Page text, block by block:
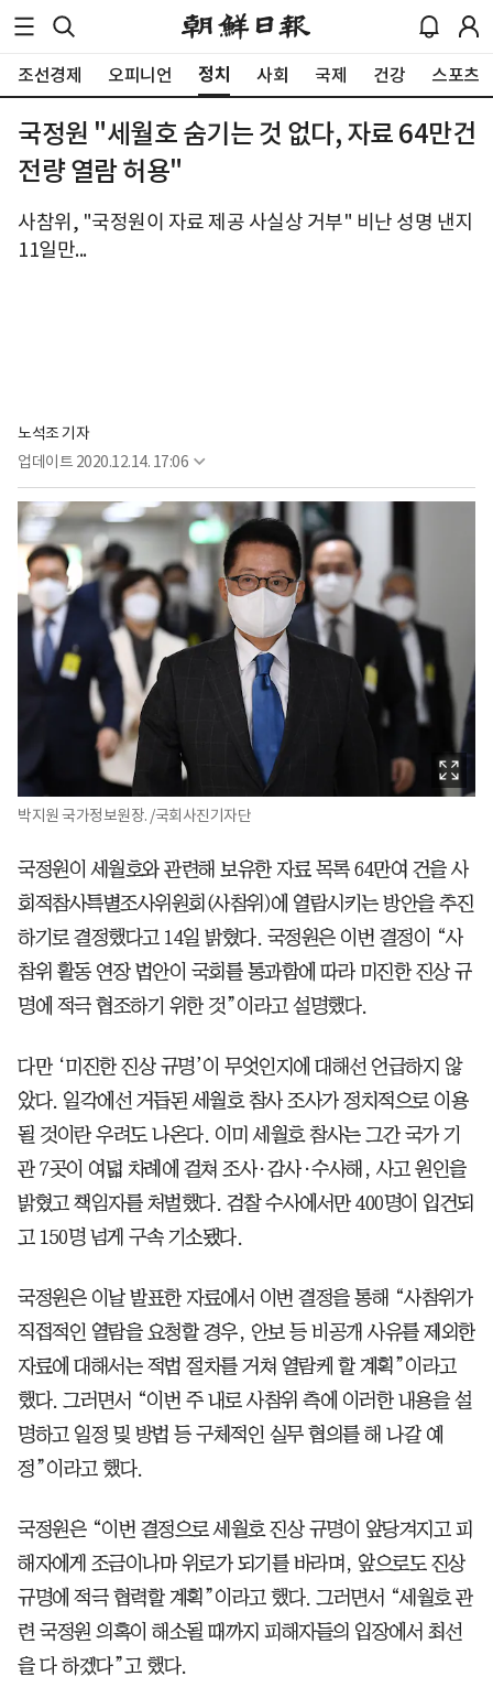
조선경제 오피니언 정치 사회 국제 건강 스포츠
국정원 "세월호 숨기는 것 없다, 자료 64만건
전량 열람 허용"
사참위, "국정원이 자료 제공 사실상 거부" 비난 성명 낸지
11일만...
노석조 기자
업데이트 2020.12.14. 17:06
박지원 국가정보원장. /국회사진기자단
국정원이 세월호와 관련해 보유한 자료 목록 64만여 건을 사
회적참사특별조사위원회(사참위)에 열람시키는 방안을 추진
하기로 결정했다고 14일 밝혔다. 국정원은 이번 결정이 “사
참위 활동 연장 법안이 국회를 통과함에 따라 미진한 진상 규
명에 적극 협조하기 위한 것”이라고 설명했다.
다만 ‘미진한 진상 규명’이 무엇인지에 대해선 언급하지 않
았다. 일각에선 거듭된 세월호 참사 조사가 정치적으로 이용
될 것이란 우려도 나온다. 이미 세월호 참사는 그간 국가 기
관 7곳이 여덟 차례에 걸쳐 조사·감사·수사해, 사고 원인을
밝혔고 책임자를 처벌했다. 검찰 수사에서만 400명이 입건되
고 150명 넘게 구속 기소됐다.
국정원은 이날 발표한 자료에서 이번 결정을 통해 “사참위가
직접적인 열람을 요청할 경우, 안보 등 비공개 사유를 제외한
자료에 대해서는 적법 절차를 거쳐 열람케 할 계획”이라고
했다. 그러면서 “이번 주 내로 사참위 측에 이러한 내용을 설
명하고 일정 및 방법 등 구체적인 실무 협의를 해 나갈 예
정”이라고 했다.
국정원은 “이번 결정으로 세월호 진상 규명이 앞당겨지고 피
해자에게 조금이나마 위로가 되기를 바라며, 앞으로도 진상
규명에 적극 협력할 계획”이라고 했다. 그러면서 “세월호 관
련 국정원 의혹이 해소될 때까지 피해자들의 입장에서 최선
을 다 하겠다”고 했다.